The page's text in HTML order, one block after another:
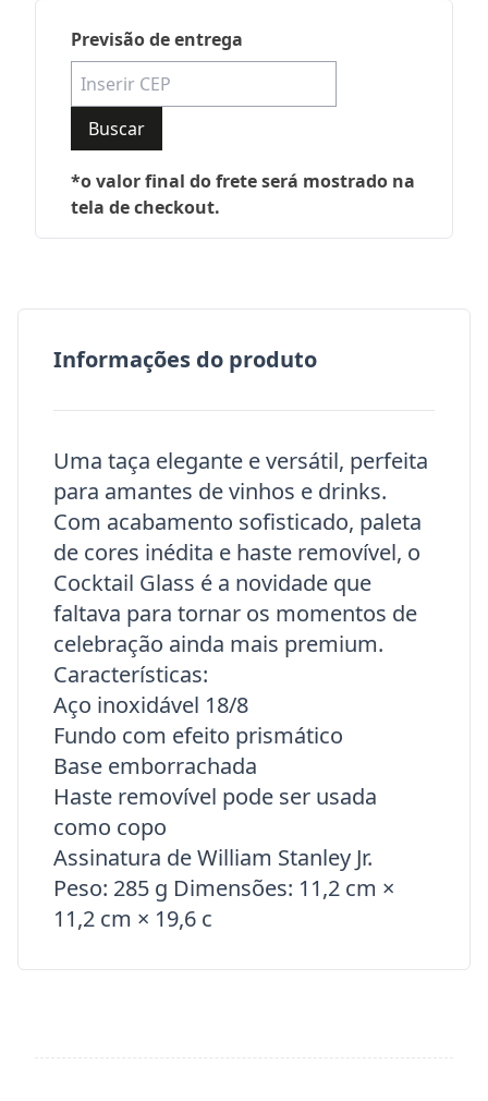
Previsão de entrega
Buscar
*o valor final do frete será mostrado na
tela de checkout.
Informações do produto
Uma taça elegante e versátil, perfeita
para amantes de vinhos e drinks.
Com acabamento sofisticado, paleta
de cores inédita e haste removível, o
Cocktail Glass é a novidade que
faltava para tornar os momentos de
celebração ainda mais premium.
Características:
Aço inoxidável 18/8
Fundo com efeito prismático
Base emborrachada
Haste removível pode ser usada
como copo
Assinatura de William Stanley Jr.
Peso: 285 g Dimensões: 11,2 cm ×
11,2 cm × 19,6 c